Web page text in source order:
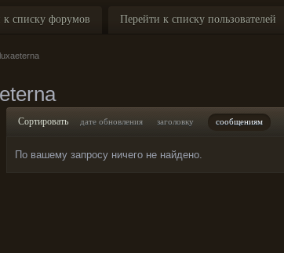
к списку форумов Перейти к списку пользователей
Сортировать дате обновления заголовку сообщениям
По вашему запросу ничего не найдено.